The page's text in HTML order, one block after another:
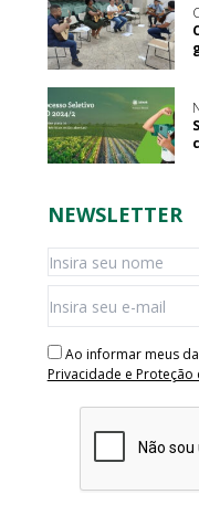
NEWSLETTER
Ao informar meus
Privacidade e Proteção